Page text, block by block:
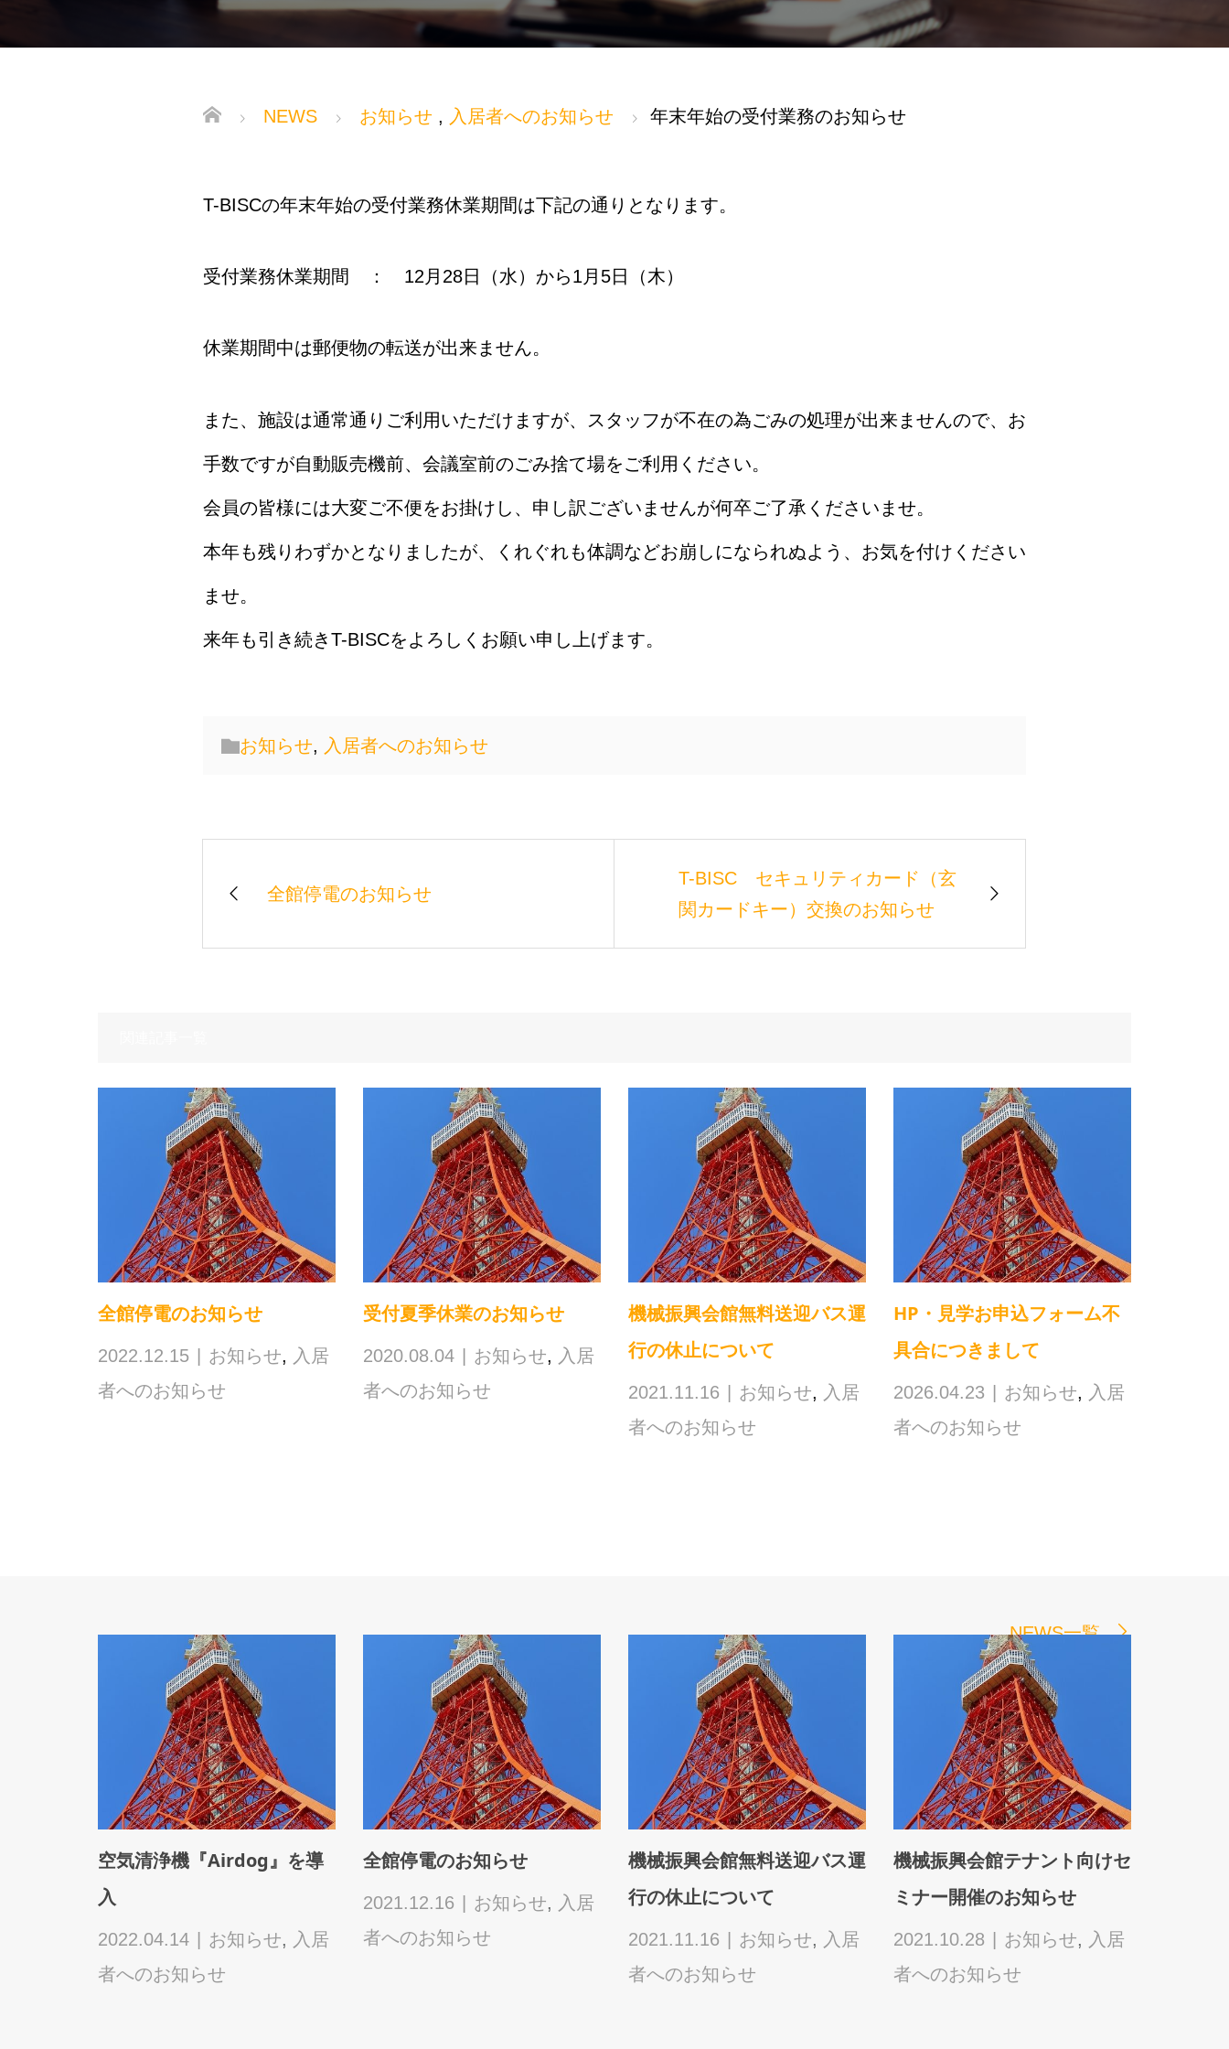
NEWS お知らせ , 入居者へのお知らせ 年末年始の受付業務のお知らせ
T-BISCの年末年始の受付業務休業期間は下記の通りとなります。
受付業務休業期間 ： 12月28日（水）から1月5日（木）
休業期間中は郵便物の転送が出来ません。
また、施設は通常通りご利用いただけますが、スタッフが不在の為ごみの処理が出来ませんので、お
手数ですが自動販売機前、会議室前のごみ捨て場をご利用ください。
会員の皆様には大変ご不便をお掛けし、申し訳ございませんが何卒ご了承くださいませ。
本年も残りわずかとなりましたが、くれぐれも体調などお崩しになられぬよう、お気を付けください
ませ。
来年も引き続きT-BISCをよろしくお願い申し上げます。
お知らせ, 入居者へのお知らせ
全館停電のお知らせ
T-BISC セキュリティカード（玄
関カードキー）交換のお知らせ
全館停電のお知らせ
2022.12.15 お知らせ, 入居
者へのお知らせ
受付夏季休業のお知らせ
2020.08.04 お知らせ, 入居
者へのお知らせ
機械振興会館無料送迎バス運
行の休止について
2021.11.16 お知らせ, 入居
者へのお知らせ
HP・見学お申込フォーム不
具合につきまして
2026.04.23 お知らせ, 入居
者へのお知らせ
NEWS一覧
HP・見学お申込フォーム不
具合につきまして
2026.04.23 お知らせ, 入居
者へのお知らせ
T-BISC セキュリティカー
ド（玄関カードキー）交換の
お知...
年末年始の受付業務のお知ら
せ
2022.12.15 お知らせ, 入居
者へのお知らせ
全館停電のお知らせ
2022.12.15 お知らせ
者へのお知らせ